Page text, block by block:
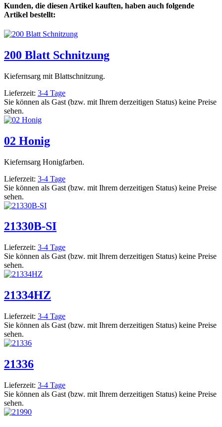
Kunden, die diesen Artikel kauften, haben auch folgende
Artikel bestellt:
200 Blatt Schnitzung
Kiefernsarg mit Blattschnitzung.
Lieferzeit: 3-4 Tage
Sie können als Gast (bzw. mit Ihrem derzeitigen Status) keine Preise
sehen.
02 Honig
Kiefernsarg Honigfarben.
Lieferzeit: 3-4 Tage
Sie können als Gast (bzw. mit Ihrem derzeitigen Status) keine Preise
sehen.
21330B-SI
Lieferzeit: 3-4 Tage
Sie können als Gast (bzw. mit Ihrem derzeitigen Status) keine Preise
sehen.
21334HZ
Lieferzeit: 3-4 Tage
Sie können als Gast (bzw. mit Ihrem derzeitigen Status) keine Preise
sehen.
21336
Lieferzeit: 3-4 Tage
Sie können als Gast (bzw. mit Ihrem derzeitigen Status) keine Preise
sehen.